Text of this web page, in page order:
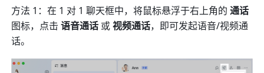
方法 1：在 1 对 1 聊天框中，将鼠标悬浮于右上角的
图标，点击 语音通话 或 视频通话，即可发起语音/视频通
话。